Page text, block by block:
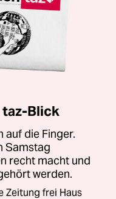
taz-Blick
auf die Finger.
Samstag
recht macht und
werden.
Zeitung frei Haus